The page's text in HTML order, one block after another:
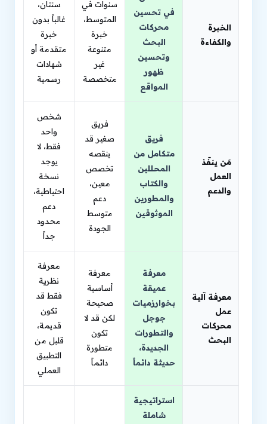
الخبرة
والكفاءة
في تحسين
محركات
البحث
وتحسين
ظهور
المواقع
سنوات في
المتوسط،
خبرة
متنوعة
غير
متخصصة
سنتان،
غالباً بدون
خبرة
متقدمة أو
شهادات
رسمية
مَن ينفّذ
العمل
والدعم
فريق
متكامل من
المحللين
والكتاب
والمطورين
الموثوقين
فريق
صغير قد
ينقصه
تخصص
معين،
دعم
متوسط
الجودة
شخص
واحد
فقط، لا
يوجد
نسخة
احتياطية،
دعم
محدود
جداً
معرفة آلية
عمل
محركات
البحث
معرفة
عميقة
بخوارزميات
جوجل
والتطورات
الجديدة،
حديثة دائماً
معرفة
أساسية
صحيحة
لكن قد لا
تكون
متطورة
دائماً
معرفة
نظرية
فقط قد
تكون
قديمة،
قليل من
التطبيق
العملي
استراتيجية
شاملة